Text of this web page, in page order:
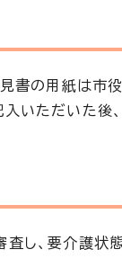
書の用紙は市
いただいた後
し、要介護状